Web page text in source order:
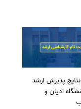
نتایج پذیرش ارشد
ادیان و